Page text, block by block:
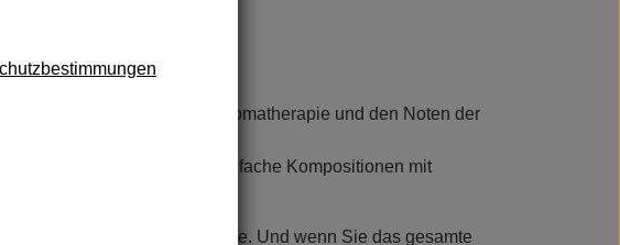
Lakritz und Leckereien
, die von der Aromatherapie und den Noten der
Das Ergebnis sind reine, einfache Kompositionen mit
oder Ihre Reisetasche. Und wenn Sie das gesamte